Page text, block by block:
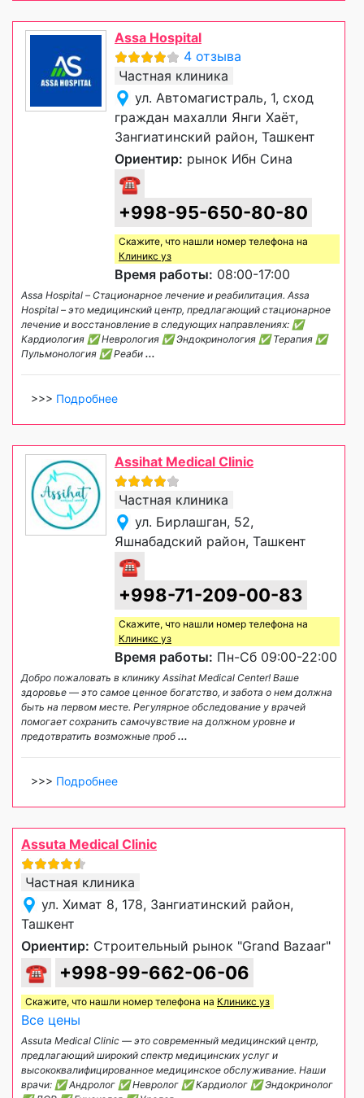
Assa Hospital
4 отзыва
Частная клиника
ул. Автомагистраль, 1, сход
граждан махалли Янги Хаёт,
Зангиатинский район, Ташкент
Ориентир: рынок Ибн Сина
☎
+998-95-650-80-80
Скажите, что нашли номер телефона на
Клиникс уз
Время работы: 08:00-17:00
Assa Hospital – Стационарное лечение и реабилитация. Assa
Hospital – это медицинский центр, предлагающий стационарное
лечение и восстановление в следующих направлениях: ✅
Кардиология ✅ Неврология ✅ Эндокринология ✅ Терапия ✅
Пульмонология ✅ Реаби ...
>>> Подробнее
Assihat Medical Clinic
Частная клиника
ул. Бирлашган, 52,
Яшнабадский район, Ташкент
☎
+998-71-209-00-83
Скажите, что нашли номер телефона на
Клиникс уз
Время работы: Пн-Сб 09:00-22:00
Добро пожаловать в клинику Assihat Medical Center! Ваше
здоровье — это самое ценное богатство, и забота о нем должна
быть на первом месте. Регулярное обследование у врачей
помогает сохранить самочувствие на должном уровне и
предотвратить возможные проб ...
>>> Подробнее
Assuta Medical Clinic
Частная клиника
ул. Химат 8, 178, Зангиатинский район,
Ташкент
Ориентир: Строительный рынок "Grand Bazaar"
☎ +998-99-662-06-06
Скажите, что нашли номер телефона на Клиникс уз
Все цены
Assuta Medical Clinic — это современный медицинский центр,
предлагающий широкий спектр медицинских услуг и
высококвалифицированное медицинское обслуживание. Наши
врачи: ✅ Андролог ✅ Невролог ✅ Кардиолог ✅ Эндокринолог